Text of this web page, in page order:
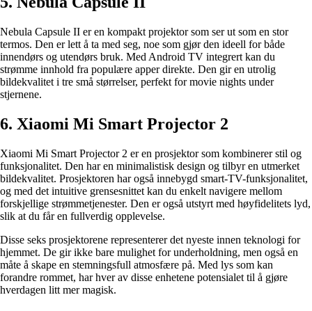
Nebula Capsule II er en kompakt projektor som ser ut som en stor
termos. Den er lett å ta med seg, noe som gjør den ideell for både
innendørs og utendørs bruk. Med Android TV integrert kan du
strømme innhold fra populære apper direkte. Den gir en utrolig
bildekvalitet i tre små størrelser, perfekt for movie nights under
stjernene.
6. Xiaomi Mi Smart Projector 2
Xiaomi Mi Smart Projector 2 er en prosjektor som kombinerer stil og
funksjonalitet. Den har en minimalistisk design og tilbyr en utmerket
bildekvalitet. Prosjektoren har også innebygd smart-TV-funksjonalitet,
og med det intuitive grensesnittet kan du enkelt navigere mellom
forskjellige strømmetjenester. Den er også utstyrt med høyfidelitets lyd,
slik at du får en fullverdig opplevelse.
Disse seks prosjektorene representerer det nyeste innen teknologi for
hjemmet. De gir ikke bare mulighet for underholdning, men også en
måte å skape en stemningsfull atmosfære på. Med lys som kan
forandre rommet, har hver av disse enhetene potensialet til å gjøre
hverdagen litt mer magisk.